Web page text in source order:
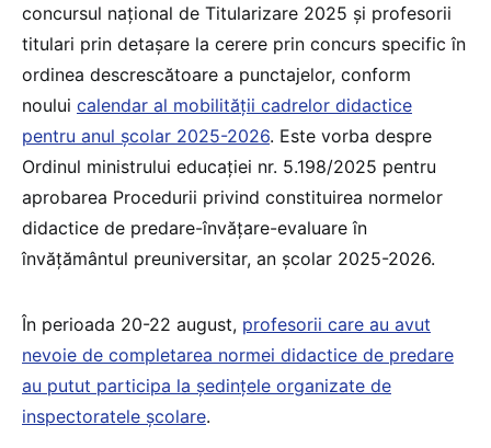
concursul național de Titularizare 2025 și profesorii
titulari prin detașare la cerere prin concurs specific în
ordinea descrescătoare a punctajelor, conform
noului calendar al mobilității cadrelor didactice
pentru anul școlar 2025-2026. Este vorba despre
Ordinul ministrului educației nr. 5.198/2025 pentru
aprobarea Procedurii privind constituirea normelor
didactice de predare-învățare-evaluare în
învățământul preuniversitar, an școlar 2025-2026.
În perioada 20-22 august, profesorii care au avut
nevoie de completarea normei didactice de predare
au putut participa la ședințele organizate de
inspectoratele școlare.